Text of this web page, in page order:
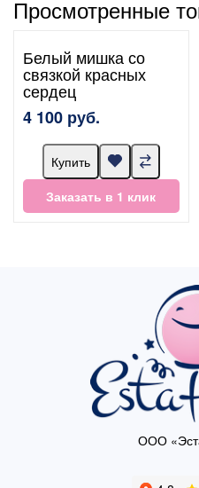
Просмотренные
Белый мишка со
связкой красных
сердец
4 100 руб.
Купить
Заказать в 1 клик
ООО